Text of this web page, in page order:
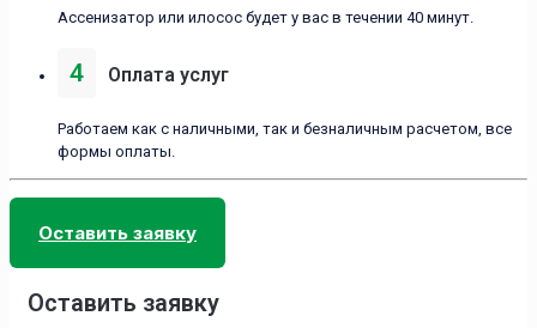
Ассенизатор или илосос будет у вас в течении 40 минут.
4 Оплата услуг
Работаем как с наличными, так и безналичным расчетом, все
формы оплаты.
Оставить заявку
Оставить заявку